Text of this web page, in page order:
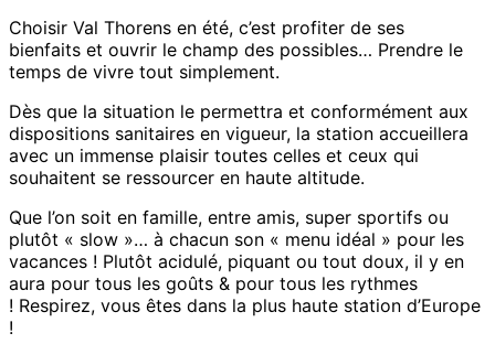
Choisir Val Thorens en été, c’est profiter de ses
bienfaits et ouvrir le champ des possibles… Prendre le
temps de vivre tout simplement.
Dès que la situation le permettra et conformément aux
dispositions sanitaires en vigueur, la station accueillera
avec un immense plaisir toutes celles et ceux qui
souhaitent se ressourcer en haute altitude.
Que l’on soit en famille, entre amis, super sportifs ou
plutôt « slow »… à chacun son « menu idéal » pour les
vacances ! Plutôt acidulé, piquant ou tout doux, il y en
aura pour tous les goûts & pour tous les rythmes
! Respirez, vous êtes dans la plus haute station d’Europe
!